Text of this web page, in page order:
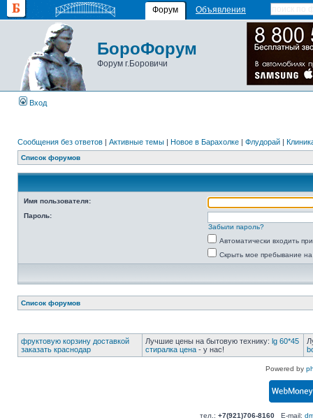
Форум Объявления
БороФорум
Форум г.Боровичи
Вход
Сообщения без ответов | Активные темы | Новое в Барахолке | Флудорай |
Список форумов
Имя пользователя:
Пароль:
Забыли пароль?
Автоматически входить
Скрыть мое пребывание
Список форумов
фруктовую корзину доставкой
заказать краснодар
Лучшие цены на бытовую технику: lg 60*45
стиралка цена - у нас!
Powered by
тел.: +7(921)706-8160E-mail: